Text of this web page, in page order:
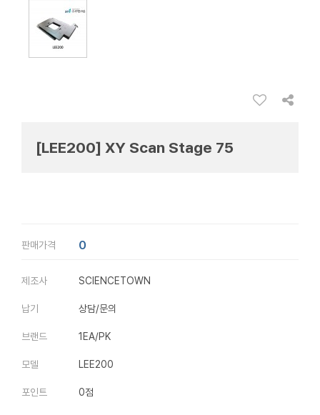
[LEE200] XY Scan Stage 75
판매가격 0
제조사 SCIENCETOWN
납기 상담/문의
브랜드 1EA/PK
모델 LEE200
포인트 0점